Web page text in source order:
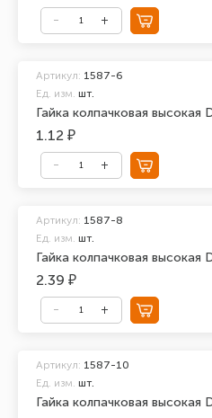
Гайка колпачковая
Артикул: 1587-6
Ед. изм. шт.
1.12 ₽
Гайка колпачковая
Артикул: 1587-8
Ед. изм. шт.
2.39 ₽
Гайка колпачковая
Артикул: 1587-10
Ед. изм. шт.